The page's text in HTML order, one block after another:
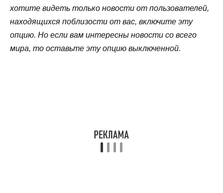
хотите видеть только новости от пользователей,
находящихся поблизости от вас, включите эту
опцию. Но если вам интересны новости со всего
мира, то оставьте эту опцию выключенной.